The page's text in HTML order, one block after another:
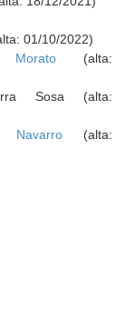
01/10/2022)
(alta:
Sosa (alta:
(alta: